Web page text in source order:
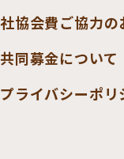
社協会費ご協力の
共同募金について
プライバシーポリ